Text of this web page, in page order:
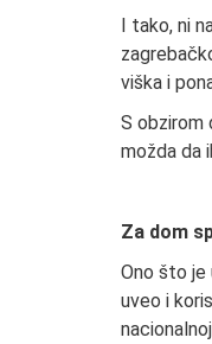
I tako, ni
viška i
S obzirom
možda da
Za dom
Ono što je
uveo i